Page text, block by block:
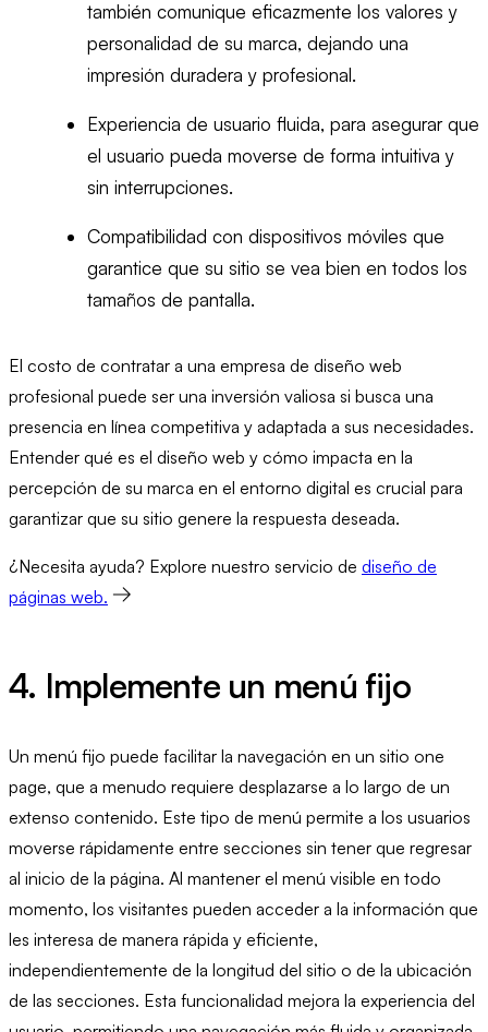
también comunique eficazmente los valores y
personalidad de su marca, dejando una
impresión duradera y profesional.
Experiencia de usuario fluida, para asegurar que
el usuario pueda moverse de forma intuitiva y
sin interrupciones.
Compatibilidad con dispositivos móviles que
garantice que su sitio se vea bien en todos los
tamaños de pantalla.
El costo de contratar a una empresa de diseño web
profesional puede ser una inversión valiosa si busca una
presencia en línea competitiva y adaptada a sus necesidades.
Entender qué es el diseño web y cómo impacta en la
percepción de su marca en el entorno digital es crucial para
garantizar que su sitio genere la respuesta deseada.
¿Necesita ayuda? Explore nuestro servicio de diseño de
páginas web.
4. Implemente un menú fijo
Un menú fijo puede facilitar la navegación en un sitio one
page, que a menudo requiere desplazarse a lo largo de un
extenso contenido. Este tipo de menú permite a los usuarios
moverse rápidamente entre secciones sin tener que regresar
al inicio de la página. Al mantener el menú visible en todo
momento, los visitantes pueden acceder a la información que
les interesa de manera rápida y eficiente,
independientemente de la longitud del sitio o de la ubicación
de las secciones. Esta funcionalidad mejora la experiencia del